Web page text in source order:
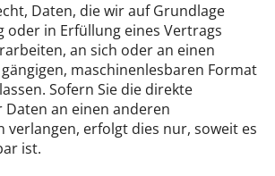
Daten, die wir auf Grundlage
oder in Erfüllung eines Vertrags
an sich oder an einen
maschinenlesbaren Format
Sofern Sie die direkte
an einen anderen
verlangen, erfolgt dies nur, soweit es
ist.